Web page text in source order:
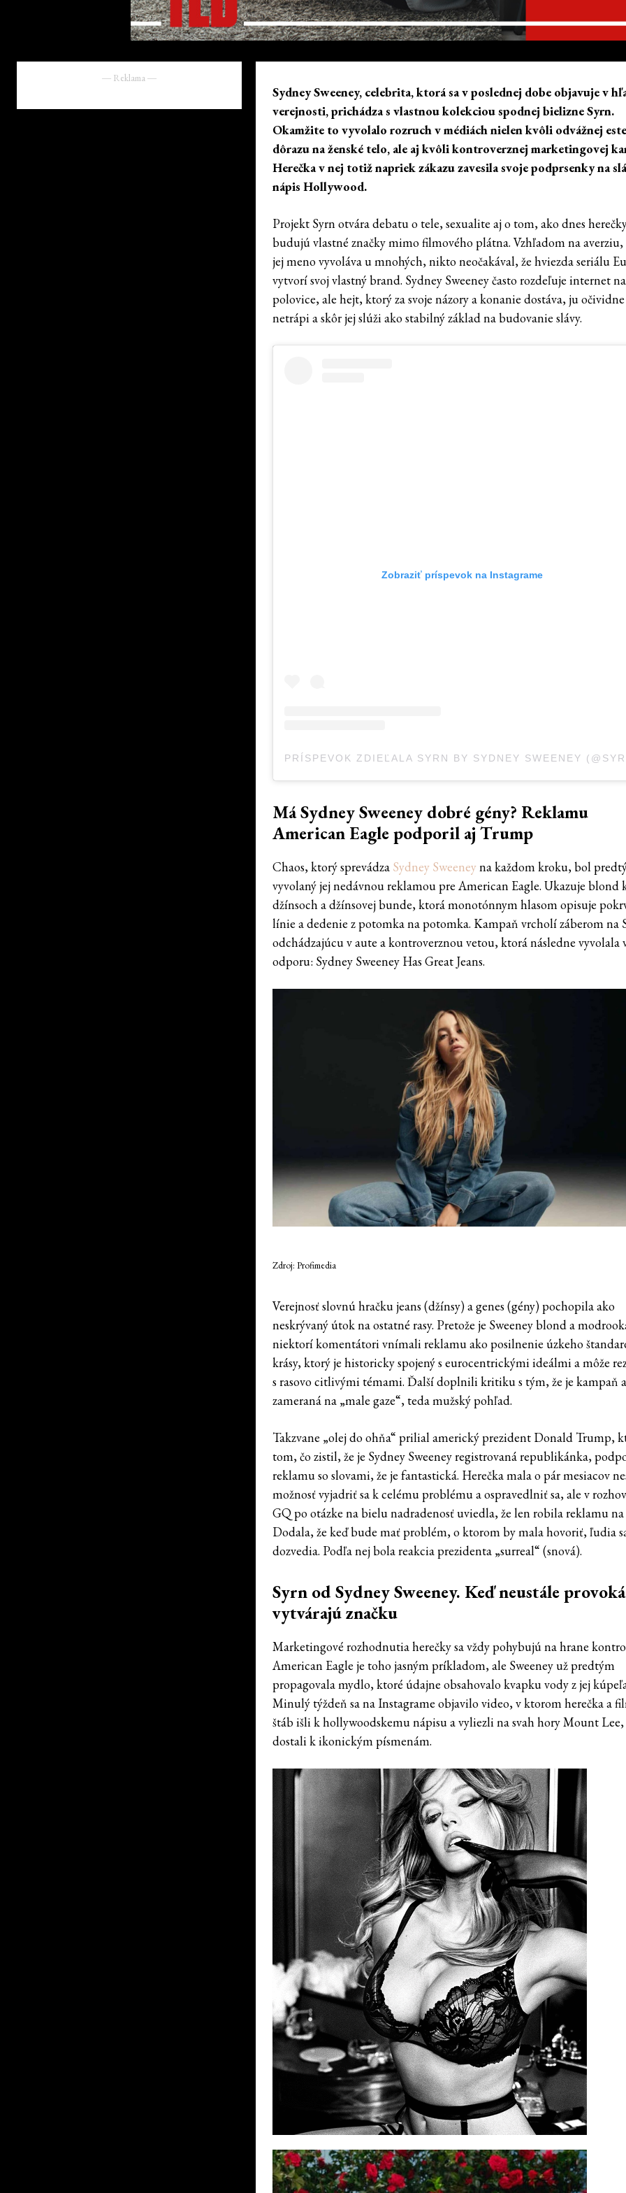
― Reklama ―
Sydney Sweeney, celebrita, ktorá sa v poslednej dobe objavuje v
verejnosti, prichádza s vlastnou kolekciou spodnej bielizne Syrn.
Okamžite to vyvolalo rozruch v médiách nielen kvôli odvážnej
dôrazu na ženské telo, ale aj kvôli kontroverznej marketingovej
Herečka v nej totiž napriek zákazu zavesila svoje podprsenky na
nápis Hollywood.
Projekt Syrn otvára debatu o tele, sexualite aj o tom, ako dnes
budujú vlastné značky mimo filmového plátna. Vzhľadom na
jej meno vyvoláva u mnohých, nikto neočakával, že hviezda seriálu
vytvorí svoj vlastný brand. Sydney Sweeney často rozdeľuje internet
polovice, ale hejt, ktorý za svoje názory a konanie dostáva, ju
netrápi a skôr jej slúži ako stabilný základ na budovanie slávy.
Zobraziť príspevok na Instagrame
PRÍSPEVOK ZDIEĽALA SYRN BY SYDNEY SWEENEY
Má Sydney Sweeney dobré gény? Reklamu
American Eagle podporil aj Trump
Chaos, ktorý sprevádza Sydney Sweeney na každom kroku, bol
vyvolaný jej nedávnou reklamou pre American Eagle. Ukazuje blond
džínsoch a džínsovej bunde, ktorá monotónnym hlasom opisuje
línie a dedenie z potomka na potomka. Kampaň vrcholí záberom na
odchádzajúcu v aute a kontroverznou vetou, ktorá následne vyvolala
odporu: Sydney Sweeney Has Great Jeans.
Zdroj: Profimedia
Verejnosť slovnú hračku jeans (džínsy) a genes (gény) pochopila ako
neskrývaný útok na ostatné rasy. Pretože je Sweeney blond a
niektorí komentátori vnímali reklamu ako posilnenie úzkeho
krásy, ktorý je historicky spojený s eurocentrickými ideálmi a môže
s rasovo citlivými témami. Ďalší doplnili kritiku s tým, že je kampaň
zameraná na „male gaze“, teda mužský pohľad.
Takzvane „olej do ohňa“ prilial americký prezident Donald Trump,
tom, čo zistil, že je Sydney Sweeney registrovaná republikánka,
reklamu so slovami, že je fantastická. Herečka mala o pár mesiacov
možnosť vyjadriť sa k celému problému a ospravedlniť sa, ale v
GQ po otázke na bielu nadradenosť uviedla, že len robila reklamu na
Dodala, že keď bude mať problém, o ktorom by mala hovoriť, ľudia
dozvedia. Podľa nej bola reakcia prezidenta „surreal“ (snová).
Syrn od Sydney Sweeney. Keď neustále
vytvárajú značku
Marketingové rozhodnutia herečky sa vždy pohybujú na hrane
American Eagle je toho jasným príkladom, ale Sweeney už predtým
propagovala mydlo, ktoré údajne obsahovalo kvapku vody z jej
Minulý týždeň sa na Instagrame objavilo video, v ktorom herečka a
štáb išli k hollywoodskemu nápisu a vyliezli na svah hory Mount Lee,
dostali k ikonickým písmenám.